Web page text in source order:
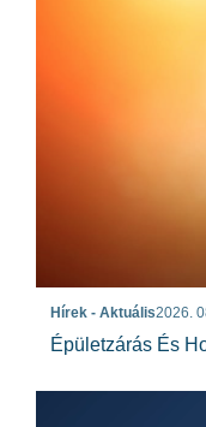
Hírek - Aktuális2026.
Épületzárás És